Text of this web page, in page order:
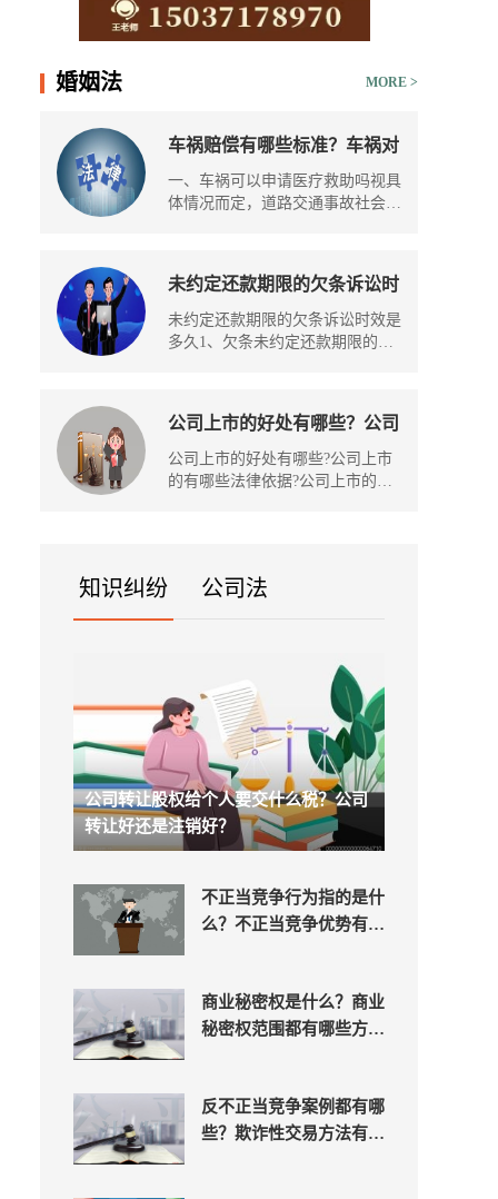
MORE >
婚姻法
车祸赔偿有哪些标准？车祸对
方全责可以要求对方赔偿什
么？
一、车祸可以申请医疗救助吗视具
体情况而定，道路交通事故社会救
未约定还款期限的欠条诉讼时
效是多久 欠款多少会上失信
名单？
未约定还款期限的欠条诉讼时效是
多久1、欠条未约定还款期限的，
公司上市的好处有哪些？公司
上市的有哪些法律依据？
公司上市的好处有哪些?公司上市
的有哪些法律依据?公司上市的好
知识纠纷 公司法
公司转让股权给个人要交什么税？公司
转让好还是注销好？
不正当竞争行为指的是什
么？不正当竞争优势有哪
商业秘密权是什么？商业
秘密权范围都有哪些方
反不正当竞争案例都有哪
些？欺诈性交易方法有哪